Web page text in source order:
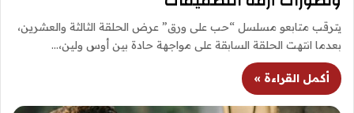
يترقب متابعو مسلسل “حب على ورق” عرض الحلقة الثالثة والعشرين،
بعدما انتهت الحلقة السابقة على مواجهة حادة بين أوس ولين،…
أكمل القراءة »